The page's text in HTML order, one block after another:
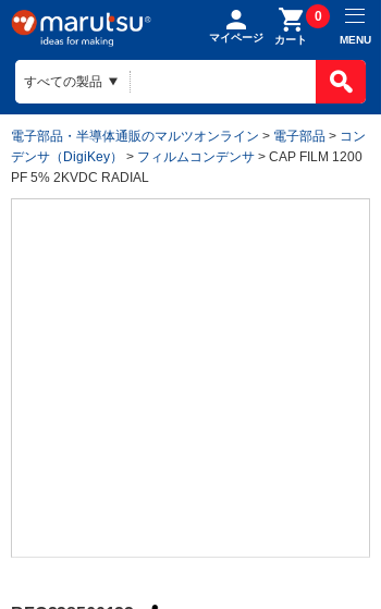
マイページ カート
0
MENU
電子部品・半導体通販のマルツオンライン > 電子部品 > コン
デンサ（DigiKey）
> フィルムコンデンサ > CAP FILM 1200
PF 5% 2KVDC RADIAL